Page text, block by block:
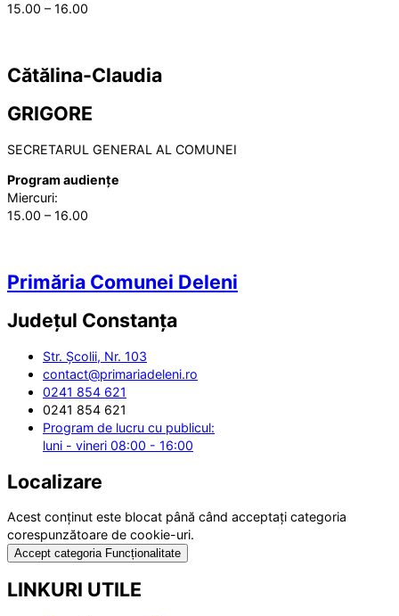
15.00 – 16.00
Cătălina-Claudia
GRIGORE
SECRETARUL GENERAL AL COMUNEI
Program audiențe
Miercuri:
15.00 – 16.00
Primăria Comunei Deleni
Județul Constanța
Str. Școlii, Nr. 103
contact@primariadeleni.ro
0241 854 621
0241 854 621
Program de lucru cu publicul:
luni - vineri 08:00 - 16:00
Localizare
Acest conținut este blocat până când acceptați categoria
corespunzătoare de cookie-uri.
Accept categoria Funcționalitate
LINKURI UTILE